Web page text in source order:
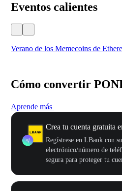
Eventos calientes
Verano de los Memecoins de
Cómo convertir
Aprende más
Crea tu cuenta gratuita
Regístrese en LBank con
electrónico/número de
segura para proteger tu